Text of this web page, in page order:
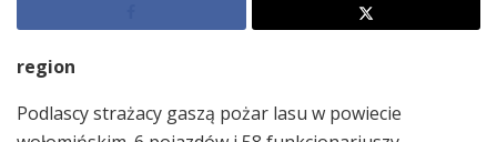
region
Podlascy strażacy gaszą pożar lasu w powiecie